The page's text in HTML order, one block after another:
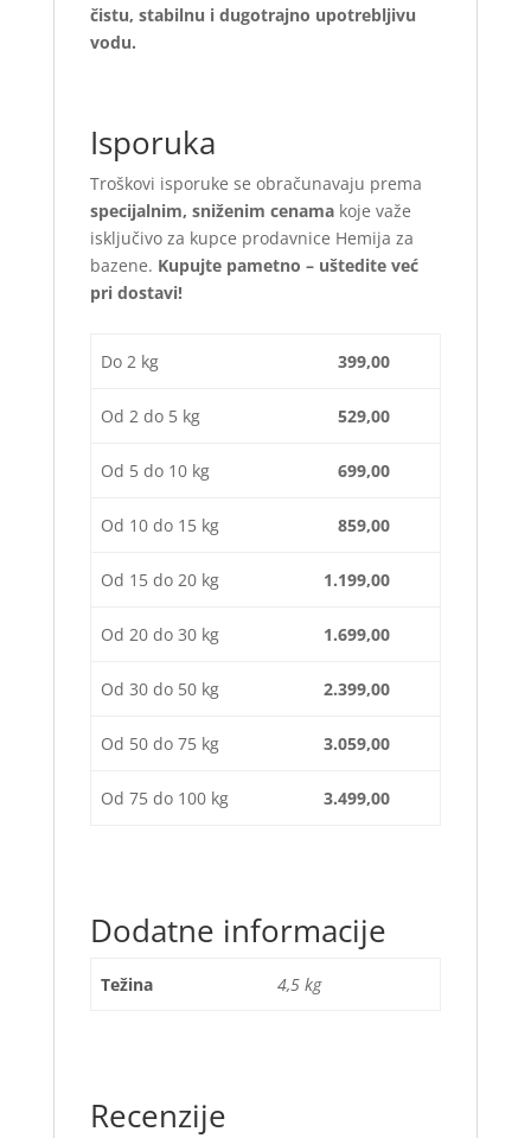
čistu, stabilnu i dugotrajno upotrebljivu
vodu.
Isporuka
Troškovi isporuke se obračunavaju prema
specijalnim, sniženim cenamakoje važe
isključivo za kupce prodavnice Hemija za
bazene. Kupujte pametno – uštedite već
pri dostavi!
Do 2 kg 399,00
Od 2 do 5 kg 529,00
Od 5 do 10 kg 699,00
Od 10 do 15 kg 859,00
Od 15 do 20 kg 1.199,00
Od 20 do 30 kg 1.699,00
Od 30 do 50 kg 2.399,00
Od 50 do 75 kg 3.059,00
Od 75 do 100 kg 3.499,00
Dodatne informacije
Težina 4,5 kg
Recenzije